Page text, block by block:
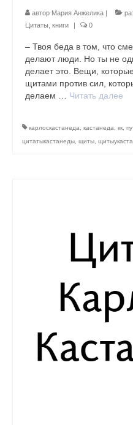
автор Мария Анжелика |
Цитаты, книги
| 0
– Твоя беда в том, что
делают люди. Но ты не
делает это. Вещи,
щитами против сил,
делаем … Читать далее
карлоскастанеда кастанеда кк
цитатыкастанеды щиты